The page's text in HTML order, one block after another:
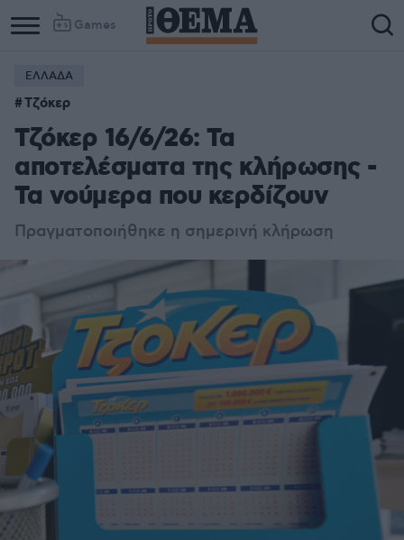
Games
ΕΛΛΑΔΑ
Τζόκερ
Τζόκερ 16/6/26: Τα
αποτελέσματα της κλήρωσης -
Τα νούμερα που κερδίζουν
Πραγματοποιήθηκε η σημερινή κλήρωση